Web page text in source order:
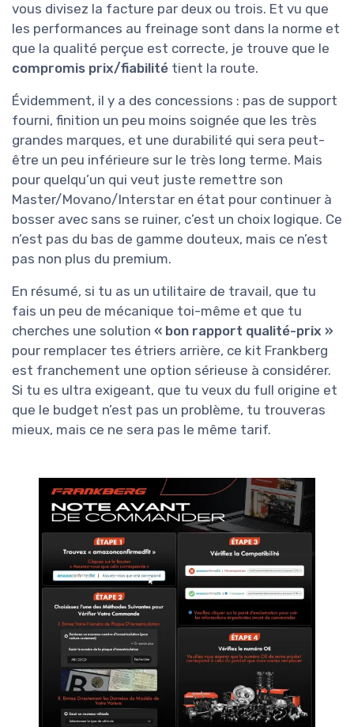
vous divisez la facture par deux ou trois. Et vu que
les performances au freinage sont dans la norme et
que la qualité perçue est correcte, je trouve que le
compromis prix/fiabilité tient la route.
Évidemment, il y a des concessions : pas de support
fourni, finition un peu moins soignée que les très
grandes marques, et une durabilité qui sera peut-
être un peu inférieure sur le très long terme. Mais
pour quelqu’un qui veut juste remettre son
Master/Movano/Interstar en état pour continuer à
bosser avec sans se ruiner, c’est un choix logique. Ce
n’est pas du bas de gamme douteux, mais ce n’est
pas non plus du premium.
En résumé, si tu as un utilitaire de travail, que tu
fais un peu de mécanique toi-même et que tu
cherches une solution « bon rapport qualité-prix »
pour remplacer tes étriers arrière, ce kit Frankberg
est franchement une option sérieuse à considérer.
Si tu es ultra exigeant, que tu veux du full origine et
que le budget n’est pas un problème, tu trouveras
mieux, mais ce ne sera pas le même tarif.